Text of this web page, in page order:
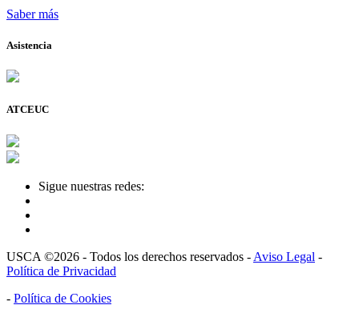
Saber más
Asistencia
ATCEUC
Sigue nuestras redes:
USCA ©2026 - Todos los derechos reservados - Aviso Legal -
Política de Privacidad
- Política de Cookies